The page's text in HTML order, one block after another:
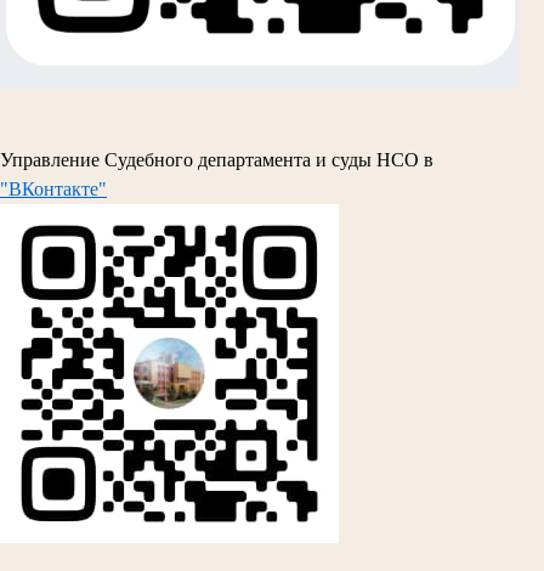
Управление Судебного департамента и суды НСО в
"ВКонтакте"